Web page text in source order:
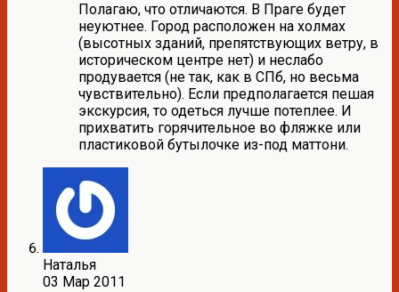
Полагаю, что отличаются. В Праге будет
неуютнее. Город расположен на холмах
(высотных зданий, препятствующих ветру, в
историческом центре нет) и неслабо
продувается (не так, как в СПб, но весьма
чувствительно). Если предполагается пешая
экскурсия, то одеться лучше потеплее. И
прихватить горячительное во фляжке или
пластиковой бутылочке из-под маттони.
Наталья
03 Мар 2011